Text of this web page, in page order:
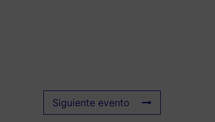
Siguiente evento